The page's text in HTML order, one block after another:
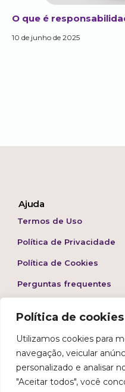
Política de cookies
Utilizamos cookies para
navegação, veicular
personalizado e analisar
"Aceitar todos", você
O que é
10 de junho de 2025
Ajuda
Termos de Uso
Política de Privacidade
Política de Cookies
Perguntas frequentes
Fale conosco:
E-mail: